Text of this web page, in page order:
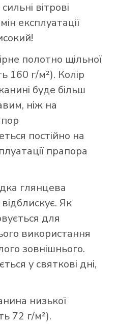
вітрові
експлуатації
полотно щільної
160 г/м²). Колір
буде більш
ніж на
постійно на
прапора
глянцева
Як
для
використання
зовнішнього.
у святкові дні,
низької
72 г/м²).